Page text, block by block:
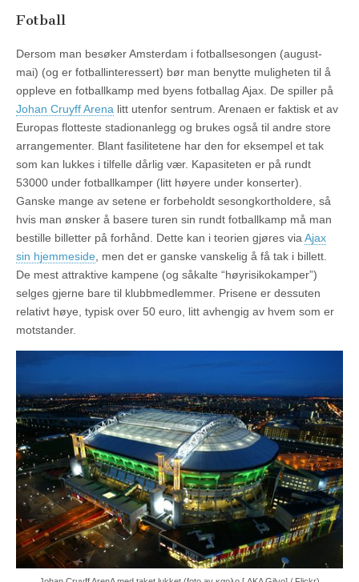
Fotball
Dersom man besøker Amsterdam i fotballsesongen (august-
mai) (og er fotballinteressert) bør man benytte muligheten til å
oppleve en fotballkamp med byens fotballag Ajax. De spiller på
Johan Cruyff Arena litt utenfor sentrum. Arenaen er faktisk et av
Europas flotteste stadionanlegg og brukes også til andre store
arrangementer. Blant fasilitetene har den for eksempel et tak
som kan lukkes i tilfelle dårlig vær. Kapasiteten er på rundt
53000 under fotballkamper (litt høyere under konserter).
Ganske mange av setene er forbeholdt sesongkortholdere, så
hvis man ønsker å basere turen sin rundt fotballkamp må man
bestille billetter på forhånd. Dette kan i teorien gjøres via Ajax
sin hjemmeside , men det er ganske vanskelig å få tak i billett.
De mest attraktive kampene (og såkalte “høyrisikokamper”)
selges gjerne bare til klubbmedlemmer. Prisene er dessuten
relativt høye, typisk over 50 euro, litt avhengig av hvem som er
motstander.